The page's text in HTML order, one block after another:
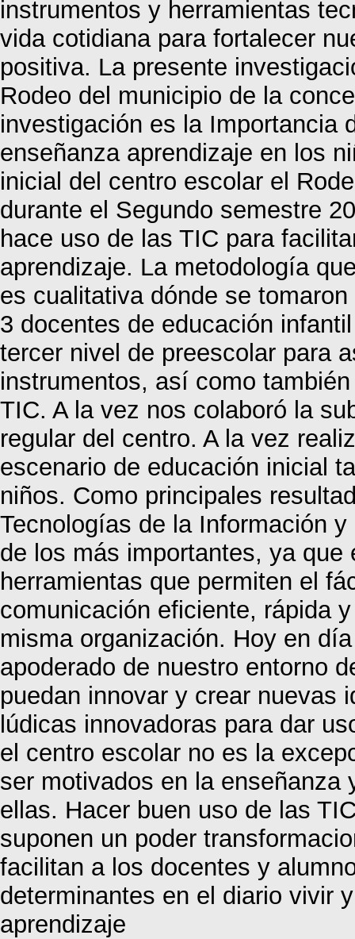
instrumentos y herramientas
vida cotidiana para fortalecer
positiva. La presente
Rodeo del municipio de la
investigación es la Importancia
enseñanza aprendizaje en los
inicial del centro escolar el
durante el Segundo semestre
hace uso de las TIC para
aprendizaje. La metodología
es cualitativa dónde se
3 docentes de educación
tercer nivel de preescolar para
instrumentos, así como
TIC. A la vez nos colaboró la
regular del centro. A la vez
escenario de educación inicial
niños. Como principales
Tecnologías de la Información
de los más importantes, ya
herramientas que permiten el
comunicación eficiente, rápida
misma organización. Hoy en
apoderado de nuestro entorno
puedan innovar y crear nuevas
lúdicas innovadoras para dar
el centro escolar no es la
ser motivados en la enseñanza
ellas. Hacer buen uso de las
suponen un poder
facilitan a los docentes y
determinantes en el diario vivir
aprendizaje